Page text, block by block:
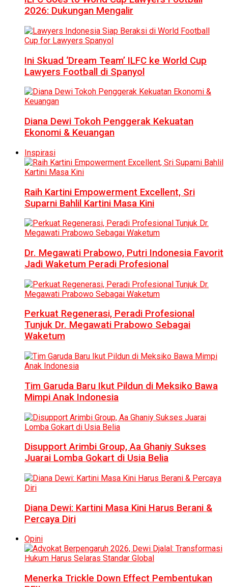
2026: Dukungan Mengalir
Ini Skuad ‘Dream Team’ ILFC ke World Cup
Lawyers Football di Spanyol
Diana Dewi Tokoh Penggerak Kekuatan
Ekonomi & Keuangan
Inspirasi
Raih Kartini Empowerment Excellent, Sri
Suparni Bahlil Kartini Masa Kini
Dr. Megawati Prabowo, Putri Indonesia Favorit
Jadi Waketum Peradi Profesional
Perkuat Regenerasi, Peradi Profesional
Tunjuk Dr. Megawati Prabowo Sebagai
Waketum
Tim Garuda Baru Ikut Pildun di Meksiko Bawa
Mimpi Anak Indonesia
Disupport Arimbi Group, Aa Ghaniy Sukses
Juarai Lomba Gokart di Usia Belia
Diana Dewi: Kartini Masa Kini Harus Berani &
Percaya Diri
Opini
Menerka Trickle Down Effect Pembentukan